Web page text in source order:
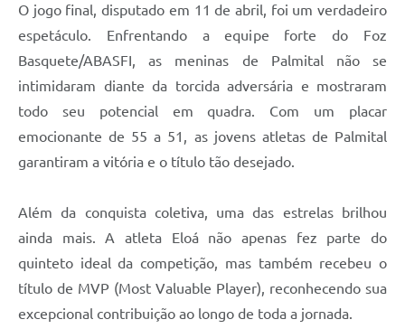
O jogo final, disputado em 11 de abril, foi um verdadeiro
espetáculo. Enfrentando a equipe forte do Foz
Basquete/ABASFI, as meninas de Palmital não se
intimidaram diante da torcida adversária e mostraram
todo seu potencial em quadra. Com um placar
emocionante de 55 a 51, as jovens atletas de Palmital
garantiram a vitória e o título tão desejado.
Além da conquista coletiva, uma das estrelas brilhou
ainda mais. A atleta Eloá não apenas fez parte do
quinteto ideal da competição, mas também recebeu o
título de MVP (Most Valuable Player), reconhecendo sua
excepcional contribuição ao longo de toda a jornada.